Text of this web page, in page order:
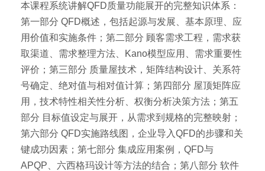
本课程系统讲解QFD质量功能展开的完整知识体系：
第一部分 QFD概述，包括起源与发展、基本原理、应
用价值和实施条件；第二部分 顾客需求工程，需求获
取渠道、需求整理方法、Kano模型应用、需求重要性
评价；第三部分 质量屋技术，矩阵结构设计、关系符
号确定、绝对值与相对值计算；第四部分 屋顶矩阵应
用，技术特性相关性分析、权衡分析决策方法；第五
部分 目标值设定与展开，从需求到规格的完整映射；
第六部分 QFD实施路线图，企业导入QFD的步骤和关
键成功因素；第七部分 集成应用案例，QFD与
APQP、六西格玛设计等方法的结合；第八部分 软件